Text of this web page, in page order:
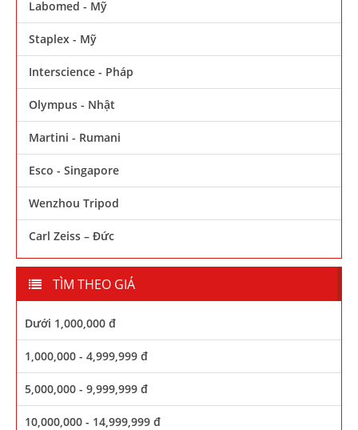
Labomed - Mỹ
Staplex - Mỹ
Interscience - Pháp
Olympus - Nhật
Martini - Rumani
Esco - Singapore
Wenzhou Tripod
Carl Zeiss – Đức
TÌM THEO GIÁ
Dưới 1,000,000 đ
1,000,000 - 4,999,999 đ
5,000,000 - 9,999,999 đ
10,000,000 - 14,999,999 đ